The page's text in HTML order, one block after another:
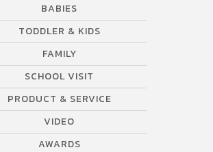
BABIES
TODDLER & KIDS
FAMILY
SCHOOL VISIT
PRODUCT & SERVICE
VIDEO
AWARDS